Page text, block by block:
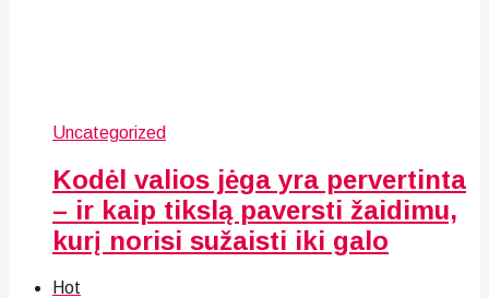
Uncategorized
Kodėl valios jėga yra pervertinta
– ir kaip tikslą paversti žaidimu,
kurį norisi sužaisti iki galo
Hot